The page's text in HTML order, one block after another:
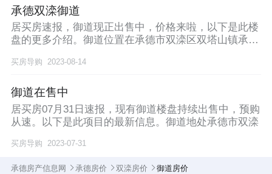
承德双滦御道
居买房速报，御道现正出售中，价格来啦，以下是此楼
盘的更多介绍。御道位置在承德市双滦区双塔山镇承钢
买房导购 2023-08-14
御道在售中
居买房07月31日速报，现有御道楼盘持续出售中，预购
从速。以下是此项目的最新信息。御道地处承德市双滦
买房导购 2023-07-31
承德房产信息网 承德房价 双滦房价 御道房价